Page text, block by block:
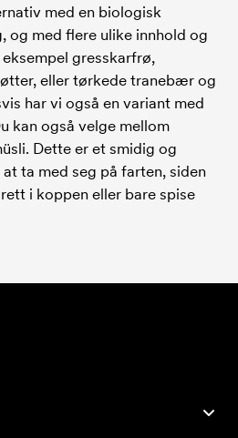
med en biologisk
og med flere ulike innhold og
gresskarfrø,
eller tørkede tranebær og
har vi også en variant med
kan også velge mellom
Dette er et smidig og
ta med seg på farten, siden
i koppen eller bare spise